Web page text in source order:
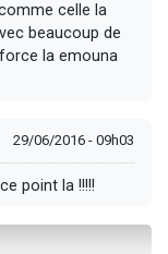
celle la
beaucoup de
la emouna
29/06/2016 - 09h03
point la !!!!!